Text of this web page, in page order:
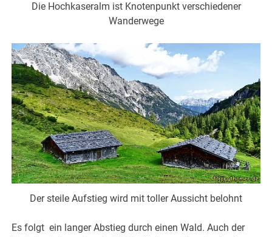
Die Hochkaseralm ist Knotenpunkt verschiedener
Wanderwege
Der steile Aufstieg wird mit toller Aussicht belohnt
Es folgt ein langer Abstieg durch einen Wald. Auch der